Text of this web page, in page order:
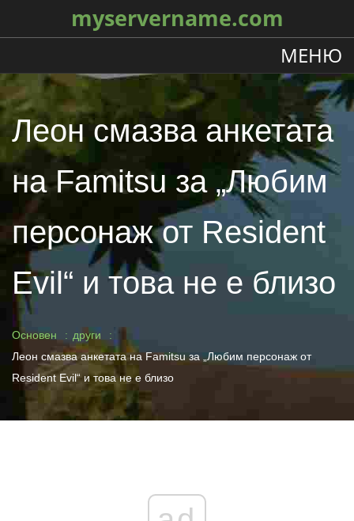
myservername.com
МЕНЮ
Леон смазва анкетата
на Famitsu за „Любим
персонаж от Resident
Evil“ и това не е близо
Основен
други
Леон смазва анкетата на Famitsu за „Любим персонаж от
Resident Evil“ и това не е близо